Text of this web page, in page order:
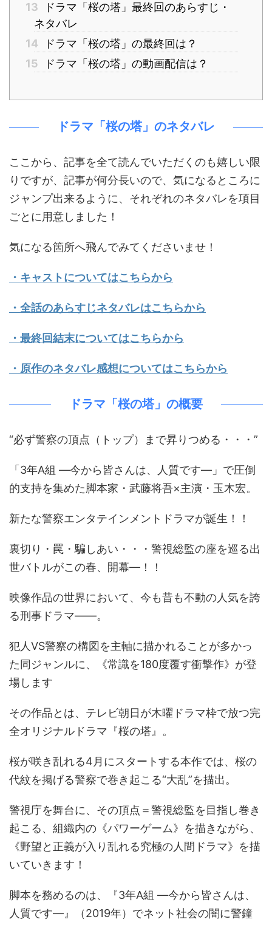
13
ドラマ「桜の塔」最終回のあらすじ・
ネタバレ
14
ドラマ「桜の塔」の最終回は？
15
ドラマ「桜の塔」の動画配信は？
ドラマ「桜の塔」のネタバレ
ここから、記事を全て読んでいただくのも嬉しい限
りですが、記事が何分長いので、気になるところに
ジャンプ出来るように、それぞれのネタバレを項目
ごとに用意しました！
気になる箇所へ飛んでみてくださいませ！
・キャストについてはこちらから
・全話のあらすじネタバレはこちらから
・最終回結末についてはこちらから
・原作のネタバレ感想についてはこちらから
ドラマ「桜の塔」の概要
“必ず警察の頂点（トップ）まで昇りつめる・・・”
「3年A組 ―今から皆さんは、人質です―」で圧倒
的支持を集めた脚本家・武藤将吾×主演・玉木宏。
新たな警察エンタテインメントドラマが誕生！！
裏切り・罠・騙しあい・・・警視総監の座を巡る出
世バトルがこの春、開幕―！！
映像作品の世界において、今も昔も不動の人気を誇
る刑事ドラマ――。
犯人VS警察の構図を主軸に描かれることが多かっ
た同ジャンルに、《常識を180度覆す衝撃作》が登
場します
その作品とは、テレビ朝日が木曜ドラマ枠で放つ完
全オリジナルドラマ『桜の塔』。
桜が咲き乱れる4月にスタートする本作では、桜の
代紋を掲げる警察で巻き起こる“大乱”を描出。
警視庁を舞台に、その頂点＝警視総監を目指し巻き
起こる、組織内の《パワーゲーム》を描きながら、
《野望と正義が入り乱れる究極の人間ドラマ》を描
いていきます！
脚本を務めるのは、『3年A組 ―今から皆さんは、
人質です―』（2019年）でネット社会の闇に警鐘